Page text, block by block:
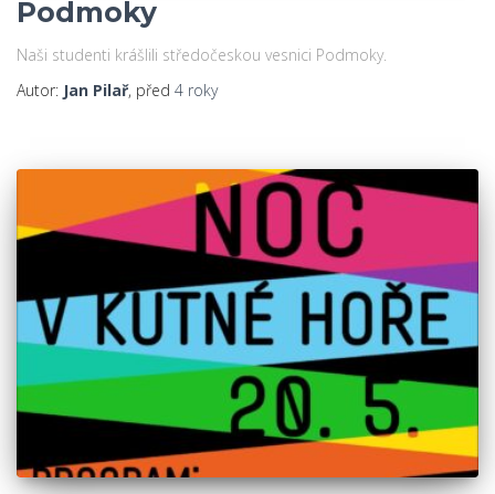
Podmoky
Naši studenti krášlili středočeskou vesnici Podmoky.
Autor: Jan Pilař, před 4 roky